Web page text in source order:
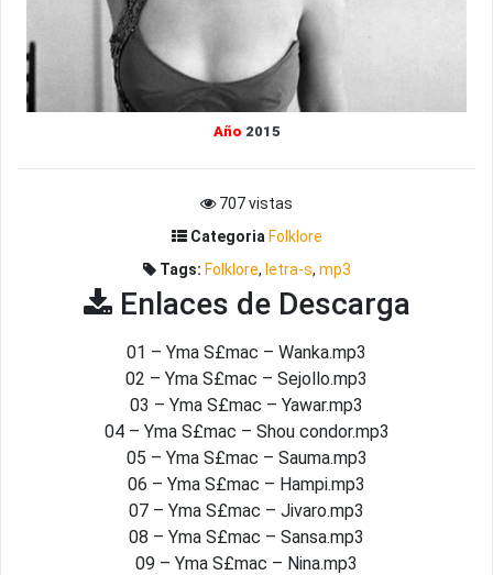
Año 2015
707 vistas
Categoria Folklore
Tags: Folklore, letra-s, mp3
Enlaces de Descarga
01 – Yma S£mac – Wanka.mp3
02 – Yma S£mac – Sejollo.mp3
03 – Yma S£mac – Yawar.mp3
04 – Yma S£mac – Shou condor.mp3
05 – Yma S£mac – Sauma.mp3
06 – Yma S£mac – Hampi.mp3
07 – Yma S£mac – Jivaro.mp3
08 – Yma S£mac – Sansa.mp3
09 – Yma S£mac – Nina.mp3